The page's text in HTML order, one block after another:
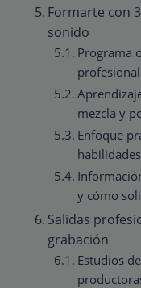
Formarte con
sonido
Programa
mezcla y
Enfoque
y cómo
Salidas
grabación
Estudios